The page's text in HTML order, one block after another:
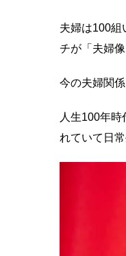
夫婦は100組
チが「夫婦像
今の夫婦関
人生100年
れていて日